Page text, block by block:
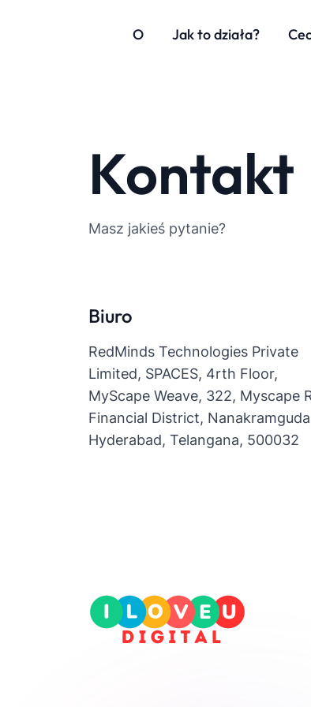
O Jak to działa?
Kontakt
Masz jakieś pytanie?
Biuro
RedMinds Technologies Private
Limited, SPACES, 4rth Floor,
MyScape Weave, 322, Myscape
Financial District,
Hyderabad, Telangana, 500032